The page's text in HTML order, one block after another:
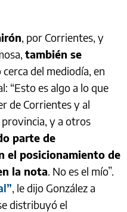
, por Corrientes, y
también se
del mediodía, en
“Esto es algo a lo que
de Corrientes y al
provincia, y a otros
parte de
el posicionamiento de
la nota. No es el mío”.
, le dijo González a
distribuyó el